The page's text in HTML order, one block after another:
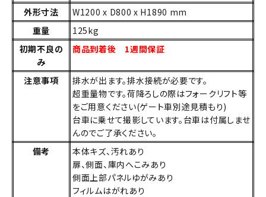
外形寸法
W1200 x D800 x H1890 mm
重量
125kg
初期不良の
み
商品到着後 1週間保証
注意事項
排水が出ます。排水接続が必要です。
超重量物です。荷降ろしの際はフォークリフト等
をご用意ください(ゲート車別途見積もり)
台車に乗せて撮影しています。台車は付属しませ
んのでご了承ください。
備考
本体キズ、汚れあり
扉、側面、庫内へこみあり
側面上部パネルゆがみあり
フィルムはがれあり